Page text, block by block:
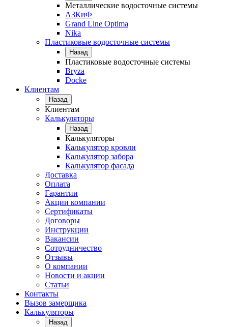
Металлические водосточные системы
АЗКиФ
Grand Line Optima
Nika
Пластиковые водосточные системы
Назад
Пластиковые водосточные системы
Bryza
Docke
Клиентам
Назад
Клиентам
Калькуляторы
Назад
Калькуляторы
Калькулятор кровли
Калькулятор забора
Калькулятор фасада
Доставка
Оплата
Гарантии
Акции компании
Сертификаты
Договоры
Инструкции
Вакансии
Сотрудничество
Отзывы
О компании
Новости и акции
Статьи
Контакты
Вызов замерщика
Калькуляторы
Назад